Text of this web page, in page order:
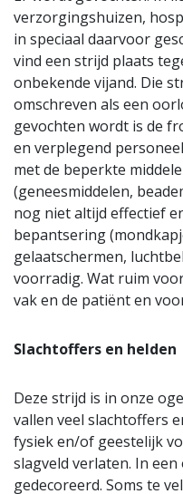
verzorgingshuizen,
in speciaal daarvoor
vind een strijd plaats
onbekende vijand. Die
omschreven als een
gevochten wordt is de
en verplegend
met de beperkte
(geneesmiddelen,
nog niet altijd effectief
bepantsering
gelaatschermen,
voorradig. Wat ruim
vak en de patiënt en
Slachtoffers en helden
Deze strijd is in onze
vallen veel slachtoffers
fysiek en/of geestelijk
slagveld verlaten. In
gedecoreerd. Soms te